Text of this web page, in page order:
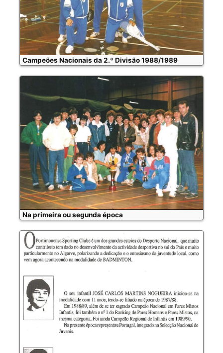
Campeões Nacionais da 2.ª Divisão 1988/1989
Na primeira ou segunda época